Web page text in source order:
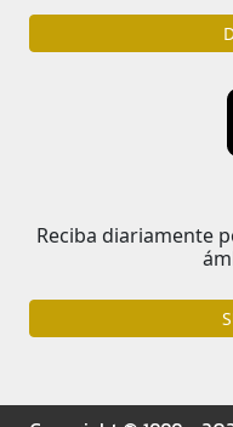
Reciba diariamente